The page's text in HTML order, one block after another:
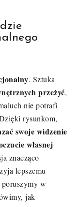
. Sztuka
przeżyć,
nie potrafi
rysunkom,
swoje widzenie
własnej
znacząco
lepszemu
w
jak